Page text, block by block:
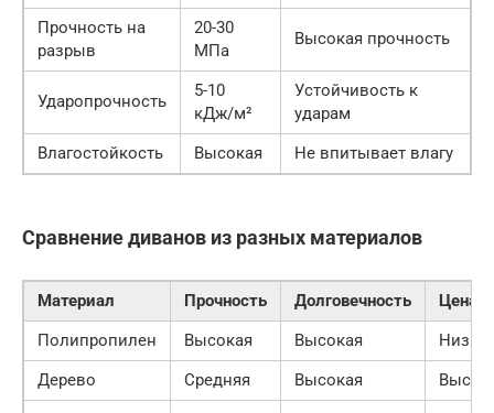
Прочность на
разрыв
20-30
МПа
Высокая прочность
Ударопрочность
5-10
кДж/м²
Устойчивость к
ударам
Влагостойкость
Высокая Не впитывает влагу
Сравнение диванов из разных материалов
Материал Прочность Долговечность
Цена
Полипропилен
Высокая Высокая
Дерево
Средняя Высокая